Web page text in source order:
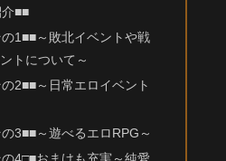
■■
1■■～敗北イベントや戦
トについて～
2■■～日常エロイベント
3■■～遊べるエロRPG～
4□■おまけも充実～純愛